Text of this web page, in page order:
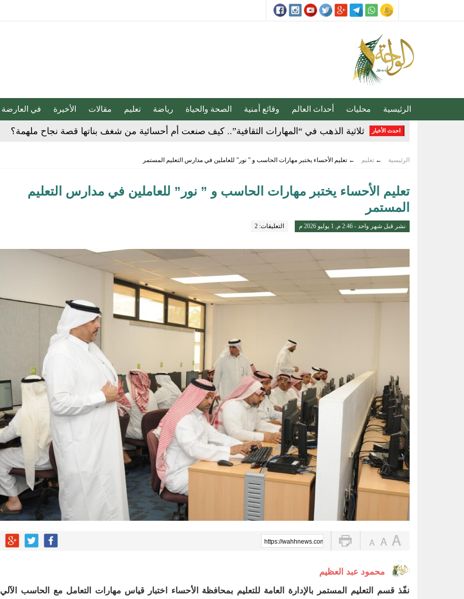
الرئيسية محليات أحداث العالم وقائع أمنية الصحة والحياة رياضة تعليم مقالات الأخيرة في العارضة
احدث الأخبار ثلاثية الذهب في “المهارات الثقافية”.. كيف صنعت أم أحسائية من شغف بناتها قصة نجاح ملهمة؟
3 طرق سهلة لمتابعة طلبك في الضمان الاجتماعي.. وهذه الفئات معفاة
خبيرة تغذية: قشرة الكيوي كنز صحي لا يجب التخلص منه
رسميا.. الكرواتي مارينو بوسيتش مديرا فنيًا لـ الأهلي
عقب تداول مقطع الإساءة.. اتخاذ الإجراءات النظامية بحق صيدلي للإساءة لمواطن
حتى 5 مساء.. حرارة تلامس 50 مئوية وتنبيهات من موجة حارة على الأحساء والشرقية
سلاح طبيعي ضد جلطات القلب.. كيف تحميك حفنة مكسرات 5 مرات أسبوعيا؟
قيادة القوات المشتركة للتحالف: إصابة (11) من المدنيين بنجران نتيجة اعتداءات إرهابية حوثية
الرئيسية ← تعليم ← تعليم الأحساء يختبر مهارات الحاسب و ” نور” للعاملين في مدارس التعليم المستمر
تعليم الأحساء يختبر مهارات الحاسب و ” نور” للعاملين في مدارس التعليم
المستمر
نشر قبل شهر واحد - 2:46 م, 1 يوليو 2026 م التعليقات: 2
https://wahhnews.com/?p=105703
محمود عبد العظيم
نفّذ قسم التعليم المستمر بالإدارة العامة للتعليم بمحافظة الأحساء اختبار قياس مهارات التعامل مع الحاسب الآلي